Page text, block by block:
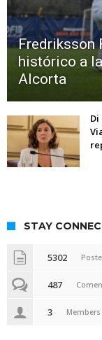
Fredriksson
histórico a
Alcorta
STAY
5302
487
3 Members